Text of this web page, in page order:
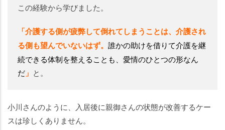
この経験から学びました。
「介護する側が疲弊して倒れてしまうことは、介護され
る側も望んでいないはず。 誰かの助けを借りて介護を継
続できる体制を整えることも、愛情のひとつの形なん
だ 」 と。
小川さんのように、入居後に親御さんの状態が改善するケー
スは珍しくありません。